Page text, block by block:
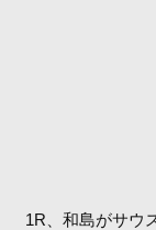
1R、和島がサウ